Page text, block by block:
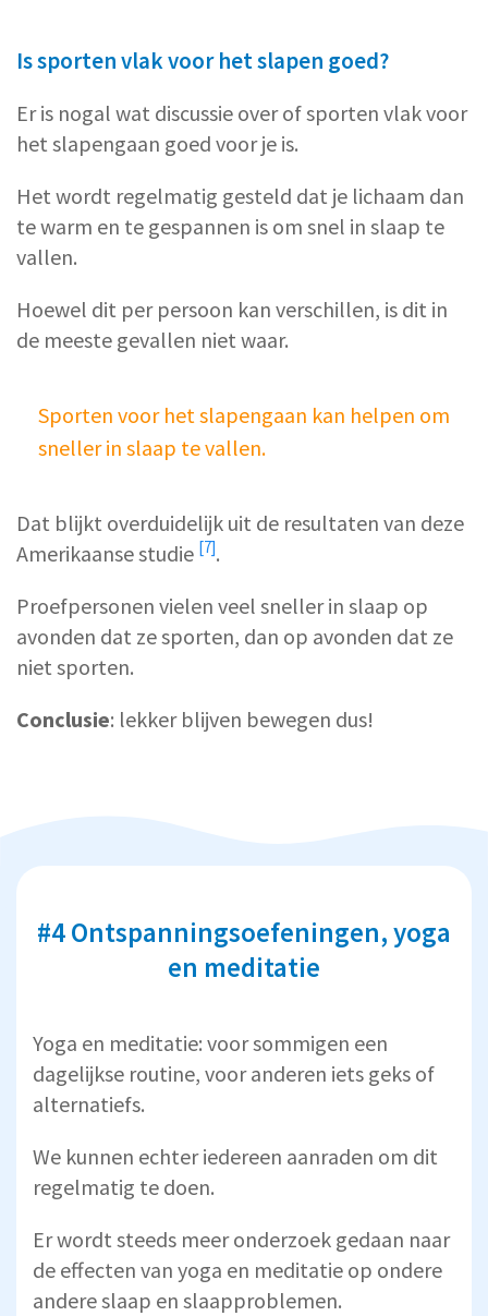
Is sporten vlak voor het slapen goed?
Er is nogal wat discussie over of sporten vlak voor
het slapengaan goed voor je is.
Het wordt regelmatig gesteld dat je lichaam dan
te warm en te gespannen is om snel in slaap te
vallen.
Hoewel dit per persoon kan verschillen, is dit in
de meeste gevallen niet waar.
Sporten voor het slapengaan kan helpen om
sneller in slaap te vallen.
Dat blijkt overduidelijk uit de resultaten van deze
Amerikaanse studie [7].
Proefpersonen vielen veel sneller in slaap op
avonden dat ze sporten, dan op avonden dat ze
niet sporten.
Conclusie: lekker blijven bewegen dus!
#4 Ontspanningsoefeningen, yoga
en meditatie
Yoga en meditatie: voor sommigen een
dagelijkse routine, voor anderen iets geks of
alternatiefs.
We kunnen echter iedereen aanraden om dit
regelmatig te doen.
Er wordt steeds meer onderzoek gedaan naar
de effecten van yoga en meditatie op ondere
andere slaap en slaapproblemen.